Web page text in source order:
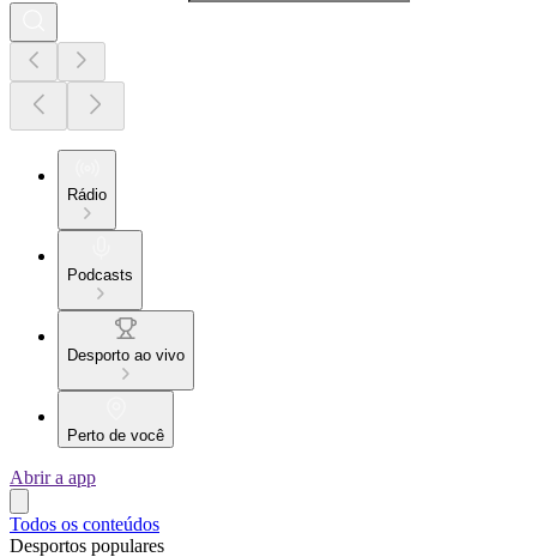
Rádio
Podcasts
Desporto ao vivo
Perto de você
Abrir a app
Todos os conteúdos
Desportos populares